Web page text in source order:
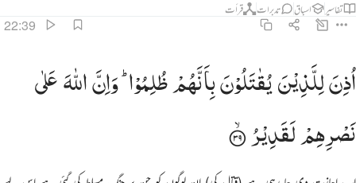
تفاسیر اسباق تدبرات قرأت
22:39
اذن للذين يقاتلون بانهم ظلموا وان الله على نصرهم لقدير ٣٩
أُذِنَ لِلَّذِينَ يُقَـٰتَلُونَ بِأَنَّهُمْ ظُلِمُوا۟ ۚ وَإِنَّ ٱللَّهَ عَلَىٰ نَصْرِهِمْ لَقَدِيرٌ ٣٩
اُذِنَلِلَّذِیْنَیُقٰتَلُوْنَبِاَنَّهُمْظُلِمُوْا ؕ وَاِنَّاللّٰهَعَلٰی
نَصْرِهِمْلَقَدِیْرُ